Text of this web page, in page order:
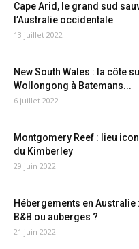
Cape Arid, le grand sud
l’Australie occidentale
13 juillet 2022
New South Wales : la côte
Wollongong à Batemans...
6 juillet 2022
Montgomery Reef : lieu
du Kimberley
29 juin 2022
Hébergements en Australie
B&B ou auberges ?
21 juin 2022